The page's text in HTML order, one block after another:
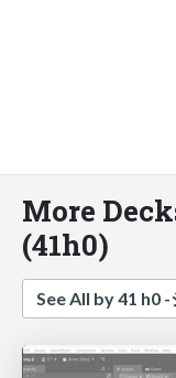
More
(‪41h0‬)
See All by 41 h0